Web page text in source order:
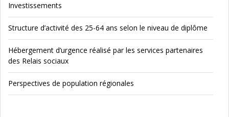
Investissements
Structure d’activité des 25-64 ans selon le niveau de diplôme
Hébergement d’urgence réalisé par les services partenaires
des Relais sociaux
Perspectives de population régionales